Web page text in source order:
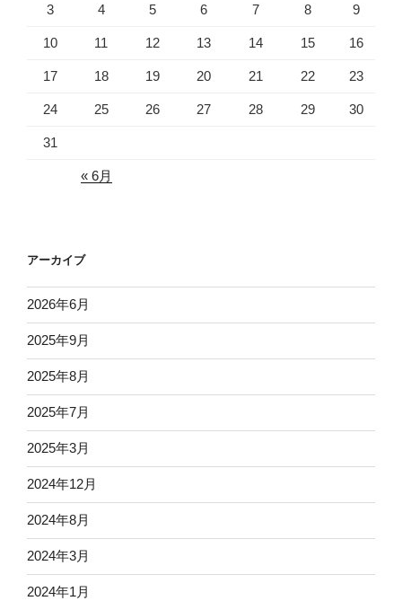
3 4 5 6 7 8 9
10 11 12 13 14 15 16
17 18 19 20 21 22 23
24 25 26 27 28 29 30
31
« 6月
アーカイブ
2026年6月
2025年9月
2025年8月
2025年7月
2025年3月
2024年12月
2024年8月
2024年3月
2024年1月